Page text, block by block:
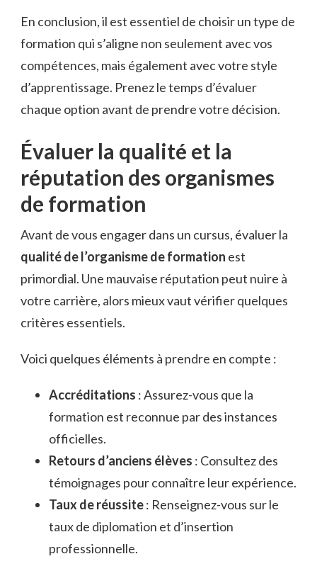
En conclusion, il est essentiel de choisir un type de
formation qui s’aligne non seulement avec vos
compétences, mais également avec votre style
d’apprentissage. Prenez le temps d’évaluer
chaque option avant de prendre votre décision.
Évaluer la qualité et la
réputation des organismes
de formation
Avant de vous engager dans un cursus, évaluer la
qualité de l’organisme de formation est
primordial. Une mauvaise réputation peut nuire à
votre carrière, alors mieux vaut vérifier quelques
critères essentiels.
Voici quelques éléments à prendre en compte :
Accréditations : Assurez-vous que la
formation est reconnue par des instances
officielles.
Retours d’anciens élèves : Consultez des
témoignages pour connaître leur expérience.
Taux de réussite: Renseignez-vous sur le
taux de diplomation et d’insertion
professionnelle.